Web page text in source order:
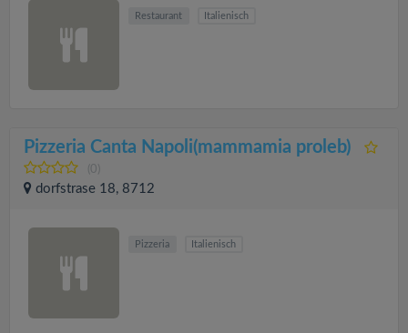
Restaurant Italienisch
Pizzeria Canta Napoli(mammamia proleb)
(0)
dorfstrase 18, 8712
Pizzeria Italienisch